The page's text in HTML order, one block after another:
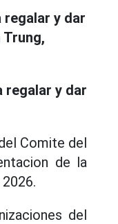
y dar
regalar y dar
Comite del
de la
del